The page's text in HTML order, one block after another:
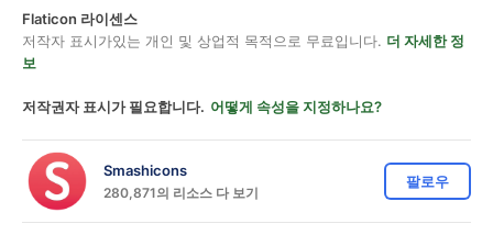
Flaticon 라이센스
저작자 표시가있는 개인 및 상업적 목적으로 무료입니다. 더 자세한 정
보
저작권자 표시가 필요합니다. 어떻게 속성을 지정하나요?
Smashicons
280,871의 리소스 다 보기
팔로우